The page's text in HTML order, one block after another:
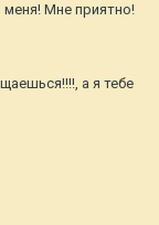
меня! Мне приятно!
а я тебе